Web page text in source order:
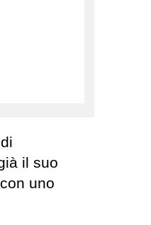
il suo
uno